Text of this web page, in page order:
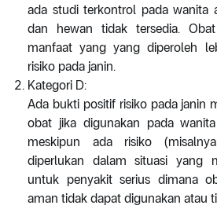
ada studi terkontrol pada wanita
dan hewan tidak tersedia.
manfaat yang yang diperoleh
risiko pada janin.
Kategori D:
Ada bukti positif risiko pada janin
obat jika digunakan pada
meskipun ada risiko
diperlukan dalam situasi yang
untuk penyakit serius dimana
aman tidak dapat digunakan atau